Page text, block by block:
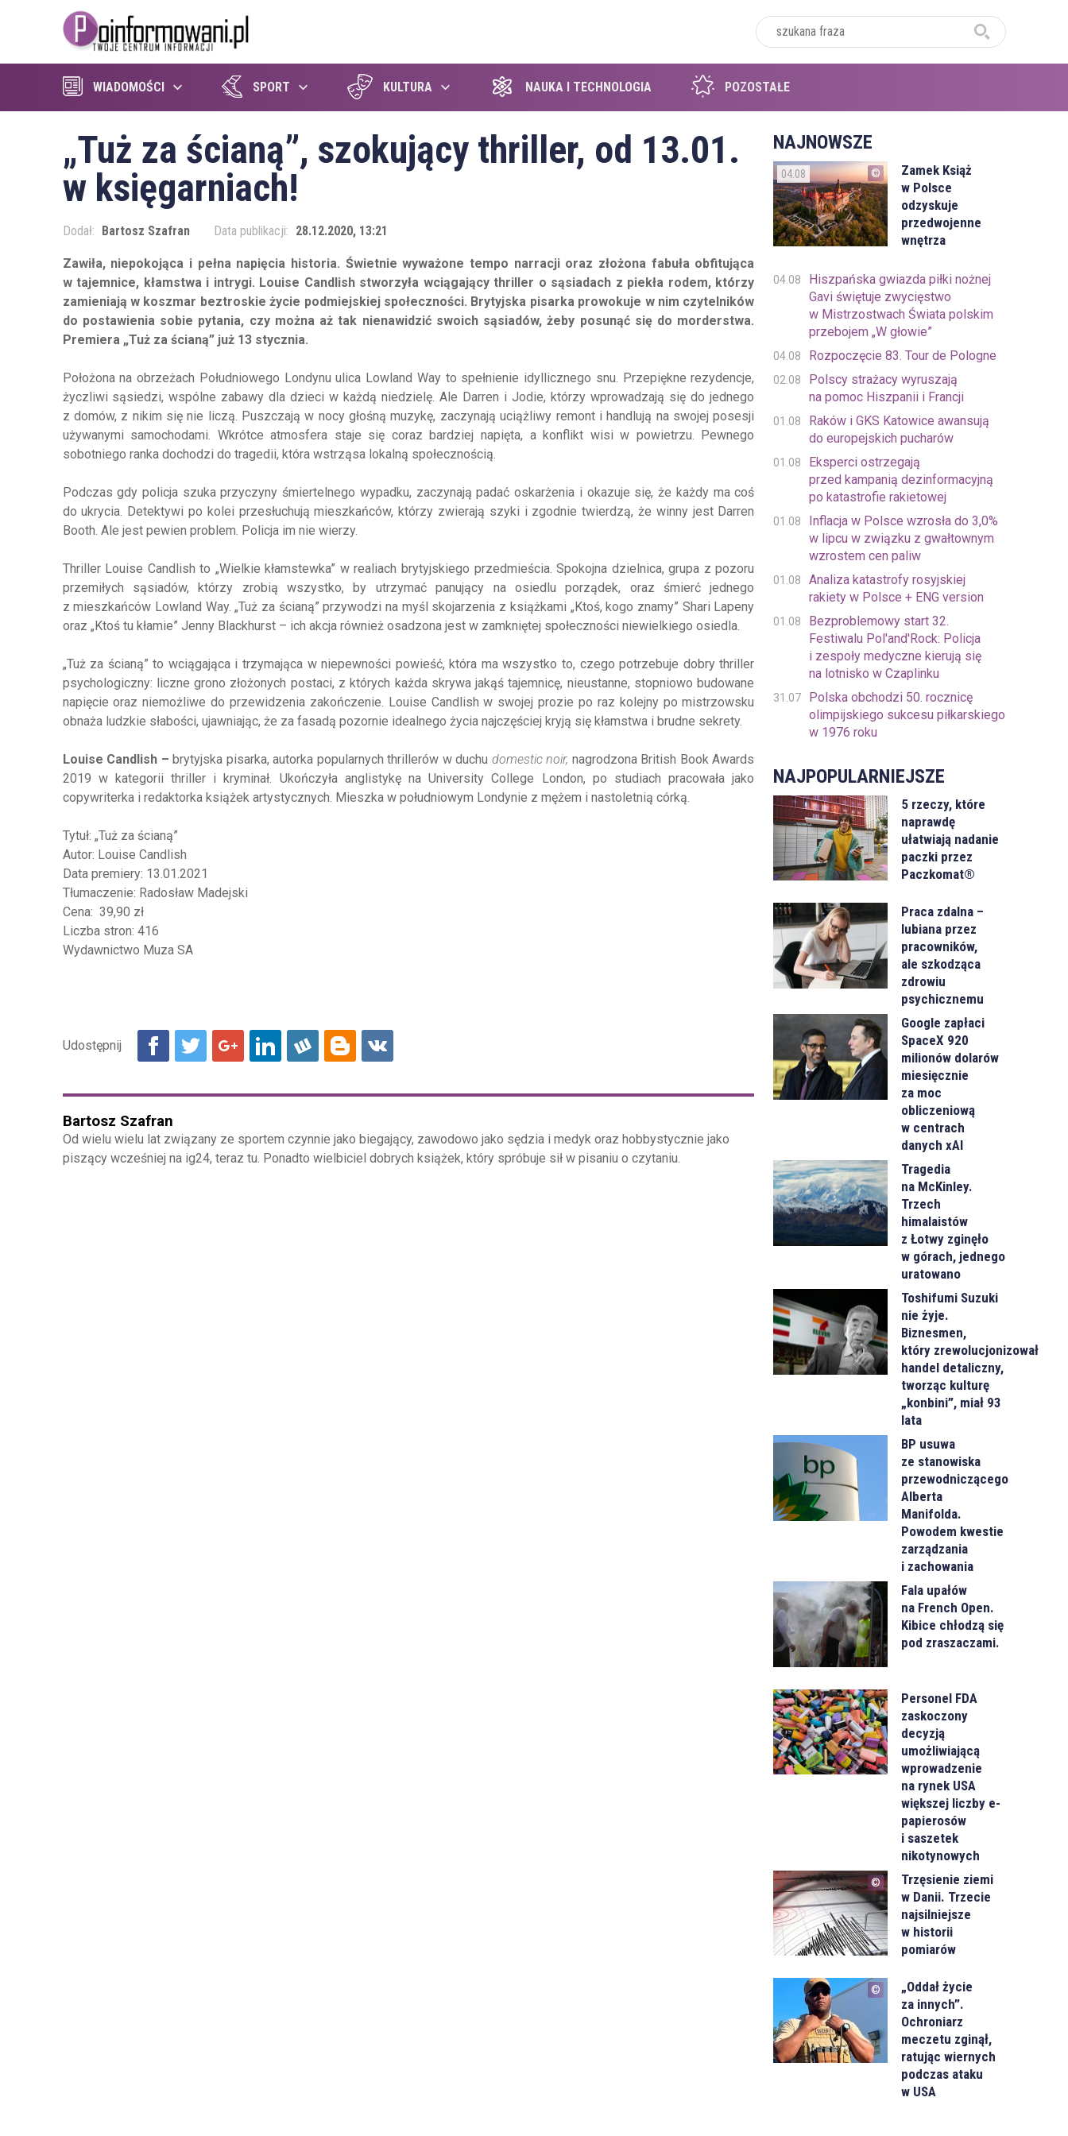
WIADOMOŚCI SPORT KULTURA NAUKA I TECHNOLOGIA POZOSTAŁE
„Tuż za ścianą”, szokujący thriller, od 13.01.
w księgarniach!
Dodał: Bartosz Szafran Data publikacji: 28.12.2020, 13:21
Zawiła, niepokojąca i pełna napięcia historia. Świetnie wyważone tempo narracji oraz złożona fabuła obfitująca
w tajemnice, kłamstwa i intrygi. Louise Candlish stworzyła wciągający thriller o sąsiadach z piekła rodem, którzy
zamieniają w koszmar beztroskie życie podmiejskiej społeczności. Brytyjska pisarka prowokuje w nim czytelników
do postawienia sobie pytania, czy można aż tak nienawidzić swoich sąsiadów, żeby posunąć się do morderstwa.
Premiera „Tuż za ścianą” już 13 stycznia.
Położona na obrzeżach Południowego Londynu ulica Lowland Way to spełnienie idyllicznego snu. Przepiękne rezydencje,
życzliwi sąsiedzi, wspólne zabawy dla dzieci w każdą niedzielę. Ale Darren i Jodie, którzy wprowadzają się do jednego
z domów, z nikim się nie liczą. Puszczają w nocy głośną muzykę, zaczynają uciążliwy remont i handlują na swojej posesji
używanymi samochodami. Wkrótce atmosfera staje się coraz bardziej napięta, a konflikt wisi w powietrzu. Pewnego
sobotniego ranka dochodzi do tragedii, która wstrząsa lokalną społecznością.
Podczas gdy policja szuka przyczyny śmiertelnego wypadku, zaczynają padać oskarżenia i okazuje się, że każdy ma coś
do ukrycia. Detektywi po kolei przesłuchują mieszkańców, którzy zwierają szyki i zgodnie twierdzą, że winny jest Darren
Booth. Ale jest pewien problem. Policja im nie wierzy.
Thriller Louise Candlish to „Wielkie kłamstewka” w realiach brytyjskiego przedmieścia. Spokojna dzielnica, grupa z pozoru
przemiłych sąsiadów, którzy zrobią wszystko, by utrzymać panujący na osiedlu porządek, oraz śmierć jednego
z mieszkańców Lowland Way. „Tuż za ścianą” przywodzi na myśl skojarzenia z książkami „Ktoś, kogo znamy” Shari Lapeny
oraz „Ktoś tu kłamie” Jenny Blackhurst – ich akcja również osadzona jest w zamkniętej społeczności niewielkiego osiedla.
„Tuż za ścianą” to wciągająca i trzymająca w niepewności powieść, która ma wszystko to, czego potrzebuje dobry thriller
psychologiczny: liczne grono złożonych postaci, z których każda skrywa jakąś tajemnicę, nieustanne, stopniowo budowane
napięcie oraz niemożliwe do przewidzenia zakończenie. Louise Candlish w swojej prozie po raz kolejny po mistrzowsku
obnaża ludzkie słabości, ujawniając, że za fasadą pozornie idealnego życia najczęściej kryją się kłamstwa i brudne sekrety.
Louise Candlish – brytyjska pisarka, autorka popularnych thrillerów w duchu domestic noir, nagrodzona British Book Awards
2019 w kategorii thriller i kryminał. Ukończyła anglistykę na University College London, po studiach pracowała jako
copywriterka i redaktorka książek artystycznych. Mieszka w południowym Londynie z mężem i nastoletnią córką.
Tytuł: „Tuż za ścianą”
Autor: Louise Candlish
Data premiery: 13.01.2021
Tłumaczenie: Radosław Madejski
Cena: 39,90 zł
Liczba stron: 416
Wydawnictwo Muza SA
Bartosz Szafran
Od wielu wielu lat związany ze sportem czynnie jako biegający, zawodowo jako sędzia i medyk oraz hobbystycznie jako
piszący wcześniej na ig24, teraz tu. Ponadto wielbiciel dobrych książek, który spróbuje sił w pisaniu o czytaniu.
NAJNOWSZE
04.08
Zamek Książ
w Polsce
odzyskuje
przedwojenne
wnętrza
04.08
Hiszpańska gwiazda piłki nożnej
Gavi świętuje zwycięstwo
w Mistrzostwach Świata polskim
przebojem „W głowie”
04.08 Rozpoczęcie 83. Tour de Pologne
02.08
Polscy strażacy wyruszają
na pomoc Hiszpanii i Francji
01.08
Raków i GKS Katowice awansują
do europejskich pucharów
01.08
Eksperci ostrzegają
przed kampanią dezinformacyjną
po katastrofie rakietowej
01.08
Inflacja w Polsce wzrosła do 3,0%
w lipcu w związku z gwałtownym
wzrostem cen paliw
01.08
Analiza katastrofy rosyjskiej
rakiety w Polsce + ENG version
01.08
Bezproblemowy start 32.
Festiwalu Pol'and'Rock: Policja
i zespoły medyczne kierują się
na lotnisko w Czaplinku
31.07
Polska obchodzi 50. rocznicę
olimpijskiego sukcesu piłkarskiego
w 1976 roku
NAJPOPULARNIEJSZE
5 rzeczy, które
naprawdę
ułatwiają nadanie
paczki przez
Paczkomat®
Praca zdalna –
lubiana przez
pracowników,
ale szkodząca
zdrowiu
psychicznemu
Google zapłaci
SpaceX 920
milionów dolarów
miesięcznie
za moc
obliczeniową
w centrach
danych xAI
Tragedia
na McKinley.
Trzech
himalaistów
z Łotwy zginęło
w górach, jednego
uratowano
Toshifumi Suzuki
nie żyje.
Biznesmen,
który zrewolucjonizował
handel detaliczny,
tworząc kulturę
„konbini”, miał 93
lata
BP usuwa
ze stanowiska
przewodniczącego
Alberta
Manifolda.
Powodem kwestie
zarządzania
i zachowania
Fala upałów
na French Open.
Kibice chłodzą się
pod zraszaczami.
Personel FDA
zaskoczony
decyzją
umożliwiającą
wprowadzenie
na rynek USA
większej liczby e-
papierosów
i saszetek
nikotynowych
Trzęsienie ziemi
w Danii. Trzecie
najsilniejsze
w historii
pomiarów
„Oddał życie
za innych”.
Ochroniarz
meczetu zginął,
ratując wiernych
podczas ataku
w USA